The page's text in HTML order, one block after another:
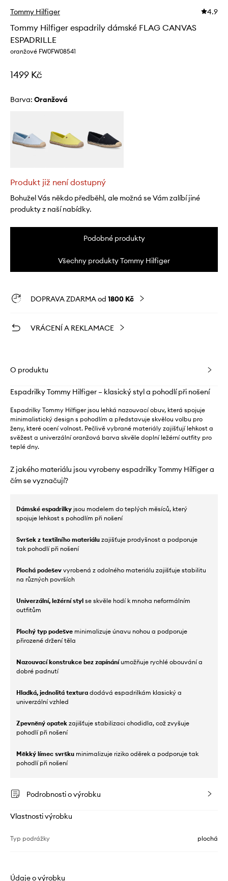
Tommy Hilfiger 4.9
Tommy Hilfiger espadrily dámské FLAG CANVAS
ESPADRILLE
oranžové FW0FW08541
1499 Kč
Barva: oranžová
Produkt již není dostupný
Bohužel Vás někdo předběhl, ale možná se Vám zalíbí jiné
produkty z naší nabídky.
Podobné produkty
Všechny produkty Tommy Hilfiger
DOPRAVA ZDARMA od 1800 Kč
VRÁCENÍ A REKLAMACE
O produktu
Espadrilky Tommy Hilfiger – klasický styl a pohodlí při nošení
Espadrilky Tommy Hilfiger jsou lehká nazouvací obuv, která spojuje
minimalistický design s pohodlím a představuje skvělou volbu pro
ženy, které ocení volnost. Pečlivě vybrané materiály zajišťují lehkost a
svěžest a univerzální oranžová barva skvěle doplní ležérní outfity pro
teplé dny.
Z jakého materiálu jsou vyrobeny espadrilky Tommy Hilfiger a
čím se vyznačují?
Dámské espadrilky jsou modelem do teplých měsíců, který
spojuje lehkost s pohodlím při nošení
Svršek z textilního materiálu zajišťuje prodyšnost a podporuje
tak pohodlí při nošení
Plochá podešev vyrobená z odolného materiálu zajišťuje stabilitu
na různých površích
Univerzální, ležérní styl se skvěle hodí k mnoha neformálním
outfitům
Plochý typ podešve minimalizuje únavu nohou a podporuje
přirozené držení těla
Nazouvací konstrukce bez zapínáníumožňuje rychlé obouvání a
dobré padnutí
Hladká, jednolitá textura dodává espadrilkám klasický a
univerzální vzhled
Zpevněný opatek zajišťuje stabilizaci chodidla, což zvyšuje
pohodlí při nošení
Měkký límec svršku minimalizuje riziko oděrek a podporuje tak
pohodlí při nošení
Podrobnosti o výrobku
Vlastnosti výrobku
Typ podrážky plochá
Údaje o výrobku